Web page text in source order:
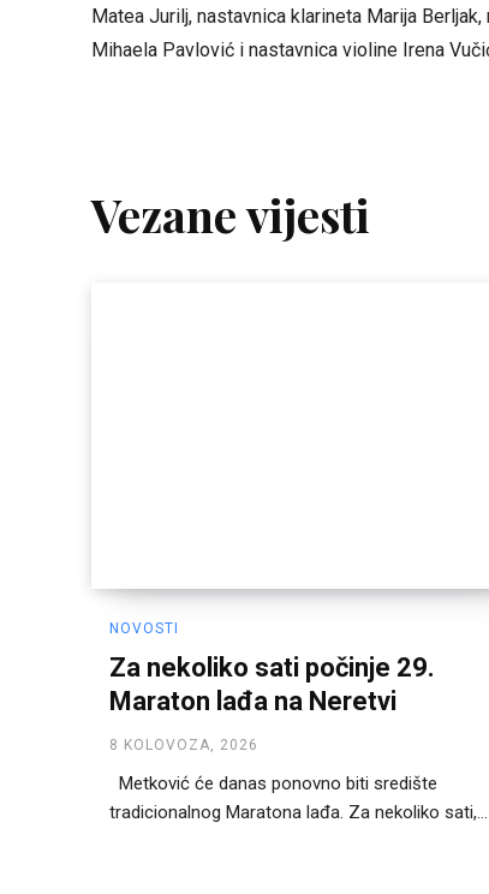
Matea Jurilj, nastavnica klarineta Marija
Mihaela Pavlović i nastavnica violine Irena
Vezane vijesti
NOVOSTI
Za nekoliko sati počinje 29.
Maraton lađa na Neretvi
8 KOLOVOZA, 2026
Metković će danas ponovno biti središte
tradicionalnog Maratona lađa. Za nekoliko sati,...